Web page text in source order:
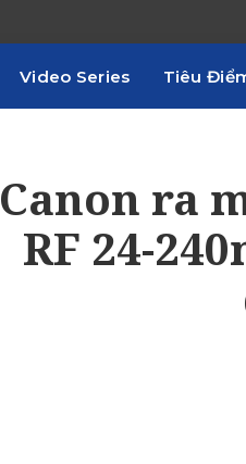
Video Series Tiêu
Canon ra
RF 24-